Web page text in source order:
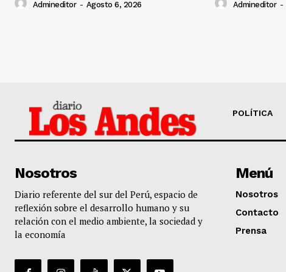
Admineditor - Agosto 6, 2026 Admineditor -
POLÍTICA
Nosotros
Diario referente del sur del Perú, espacio de
reflexión sobre el desarrollo humano y su
relación con el medio ambiente, la sociedad y
la economía
Menú
Nosotros
Contacto
Prensa